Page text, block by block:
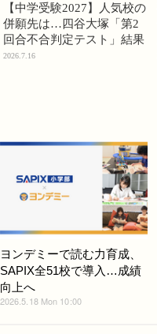
【中学受験2027】人気校の
併願先は…四谷大塚「第2
回合不合判定テスト」結果
2026.7.16
ヨンデミーで読む力育成、
SAPIX全51校で導入…成績
向上へ
2026.5.18 Mon 10:00